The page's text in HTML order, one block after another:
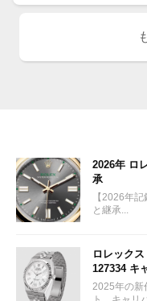
2026年 ロ
承
【2026年
と継承...
ロレック
127334 キ
2025年の新